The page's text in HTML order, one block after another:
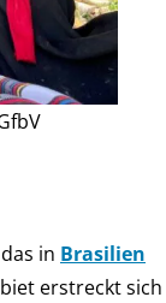
in Brasilien
erstreckt sich